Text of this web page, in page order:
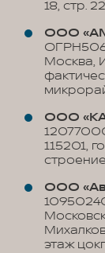
18, стр. 22
ООО
Москва,
ООО
115201,
ООО
этаж